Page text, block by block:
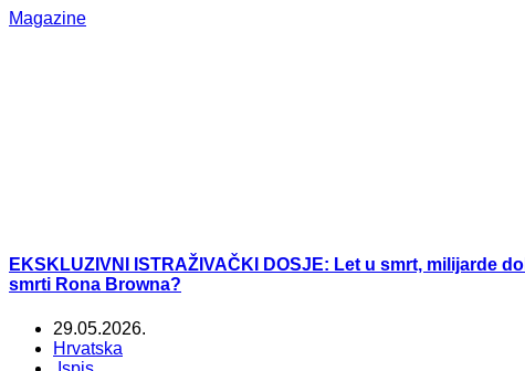
Magazine
EKSKLUZIVNI ISTRAŽIVAČKI DOSJE: Let u smrt, milijarde
smrti Rona Browna?
29.05.2026.
Hrvatska